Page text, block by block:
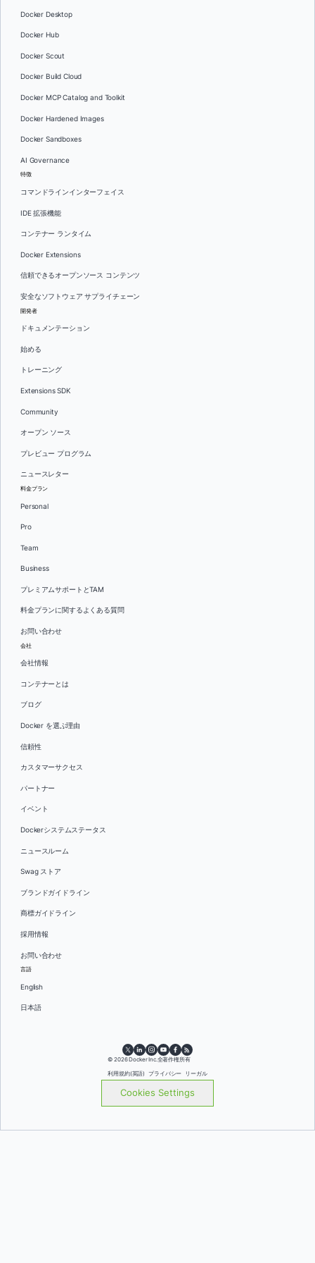
Docker Desktop
Docker Hub
Docker Scout
Docker Build Cloud
Docker MCP Catalog and Toolkit
Docker Hardened Images
Docker Sandboxes
AI Governance
特徴
コマンドラインインターフェイス
IDE 拡張機能
コンテナー ランタイム
Docker Extensions
信頼できるオープンソース コンテンツ
安全なソフトウェア サプライチェーン
開発者
ドキュメンテーション
始める
トレーニング
Extensions SDK
Community
オープン ソース
プレビュー プログラム
ニュースレター
料金プラン
Personal
Pro
Team
Business
プレミアムサポートとTAM
料金プランに関するよくある質問
お問い合わせ
会社
会社情報
コンテナーとは
ブログ
Docker を選ぶ理由
信頼性
カスタマーサクセス
パートナー
イベント
Dockerシステムステータス
ニュースルーム
Swag ストア
ブランドガイドライン
商標ガイドライン
採用情報
お問い合わせ
言語
English
日本語
© 2026 Docker Inc.全著作権所有
利用規約(英語)
プライバシー リーガル
Cookies Settings